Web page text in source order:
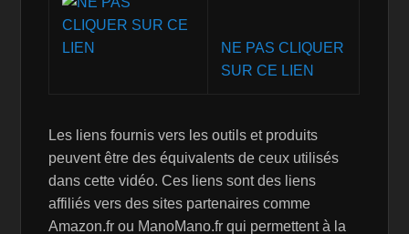
NE PAS CLIQUER
SUR CE LIEN
Les liens fournis vers les outils et produits
peuvent être des équivalents de ceux utilisés
dans cette vidéo. Ces liens sont des liens
affiliés vers des sites partenaires comme
Amazon.fr ou ManoMano.fr qui permettent à la